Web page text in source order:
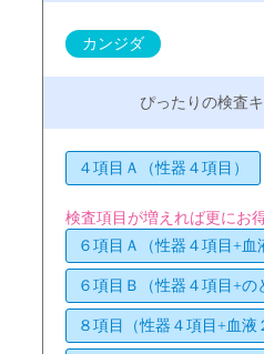
カンジダ
４項目Ａ（性器４項目）
検査項目が増えれば更にお
６項目Ａ（性器４項目+血
６項目Ｂ（性器４項目+の
８項目（性器４項目+血液